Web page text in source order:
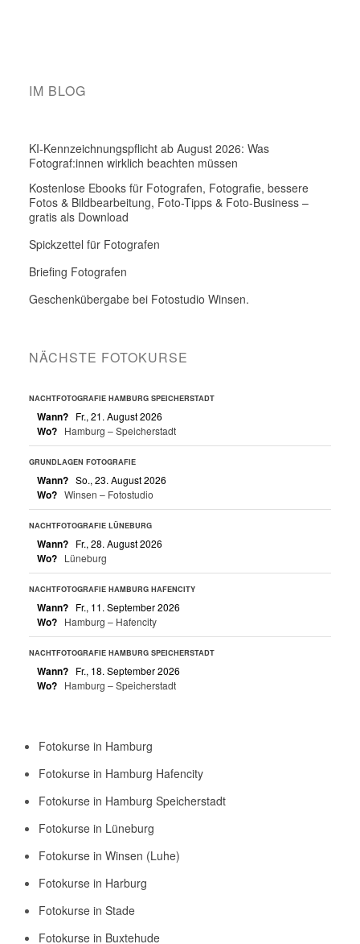
IM BLOG
KI-Kennzeichnungspflicht ab August 2026: Was
Fotograf:innen wirklich beachten müssen
Kostenlose Ebooks für Fotografen, Fotografie, bessere
Fotos & Bildbearbeitung, Foto-Tipps & Foto-Business –
gratis als Download
Spickzettel für Fotografen
Briefing Fotografen
Geschenkübergabe bei Fotostudio Winsen.
NÄCHSTE FOTOKURSE
NACHTFOTOGRAFIE HAMBURG SPEICHERSTADT
Wann? Fr., 21. August 2026
Wo? Hamburg – Speicherstadt
GRUNDLAGEN FOTOGRAFIE
Wann? So., 23. August 2026
Wo? Winsen – Fotostudio
NACHTFOTOGRAFIE LÜNEBURG
Wann? Fr., 28. August 2026
Wo? Lüneburg
NACHTFOTOGRAFIE HAMBURG HAFENCITY
Wann? Fr., 11. September 2026
Wo? Hamburg – Hafencity
NACHTFOTOGRAFIE HAMBURG SPEICHERSTADT
Wann? Fr., 18. September 2026
Wo? Hamburg – Speicherstadt
Fotokurse in Hamburg
Fotokurse in Hamburg Hafencity
Fotokurse in Hamburg Speicherstadt
Fotokurse in Lüneburg
Fotokurse in Winsen (Luhe)
Fotokurse in Harburg
Fotokurse in Stade
Fotokurse in Buxtehude